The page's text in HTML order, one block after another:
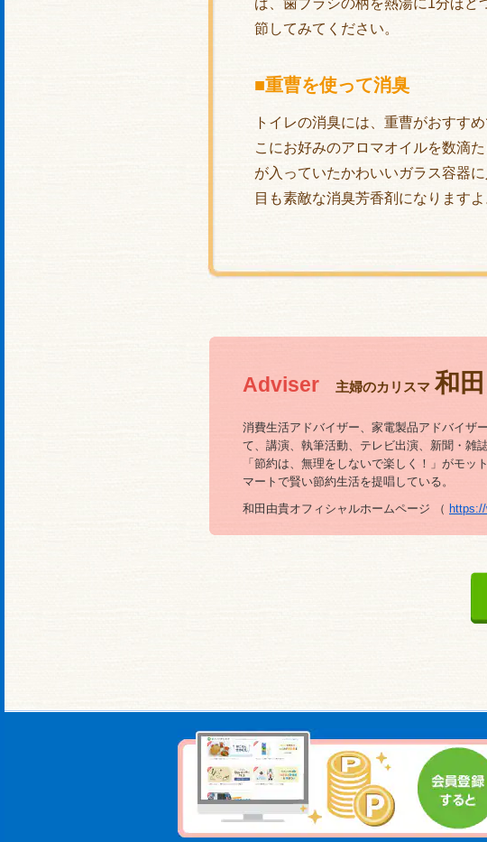
ば、歯ブラシの柄を熱湯に1分ほど
節してみてください。
■重曹を使って消臭
トイレの消臭には、重曹がおすす
こにお好みのアロマオイルを数滴
が入っていたかわいいガラス容器
目も素敵な消臭芳香剤になりますよ
Adviser 主婦のカリスマ 和
消費生活アドバイザー、家電製品アドバイザ
て、講演、執筆活動、テレビ出演、新聞・雑
「節約は、無理をしないで楽しく！」がモ
マートで賢い節約生活を提唱している。
和田由貴オフィシャルホームページ （